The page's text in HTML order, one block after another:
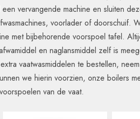
vervangende machine en sluiten
voorlader of doorschuif.
met bijbehorende voorspoel tafel.
en naglansmiddel zelf is
vaatwasmiddelen te bestellen,
we hierin voorzien, onze boilers
van de vaat.